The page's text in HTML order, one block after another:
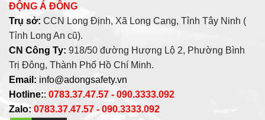
ĐỘNG Á ĐÔNG
Trụ sở: CCN Long Định, Xã Long Cang, Tỉnh Tây Ninh (
Tỉnh Long An cũ).
CN Công Ty: 918/50 đường Hượng Lộ 2, Phường Bình
Trị Đông, Thành Phố Hồ Chí Minh.
Email: info@adongsafety.vn
Hotline:: 0783.37.47.57 - 090.3333.092
Zalo: 0783.37.47.57 - 090.3333.092